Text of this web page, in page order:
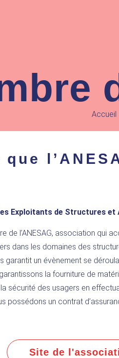
Accueil
que
Exploitants de Structures et
de l’ANESAG, association qui
dans les domaines des
garantit un évènement se
la fourniture de
sécurité des usagers en
possédons un contrat
Site de